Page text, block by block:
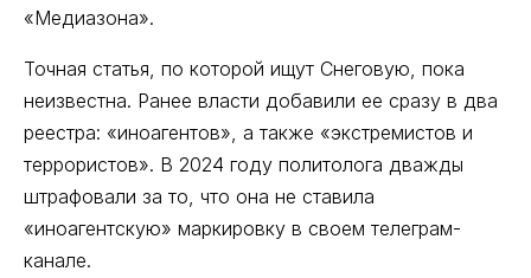
«Медиазона».
Точная статья, по которой ищут Снеговую, пока
неизвестна. Ранее власти добавили ее сразу в два
реестра: «иноагентов», а также «экстремистов и
террористов». В 2024 году политолога дважды
штрафовали за то, что она не ставила
«иноагентскую» маркировку в своем телеграм-
канале.